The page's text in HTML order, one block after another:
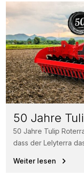
50 Jahre
50 Jahre Tulip
dass der Lelyterra
Weiter lesen